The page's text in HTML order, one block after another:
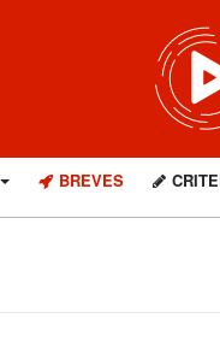
BREVES